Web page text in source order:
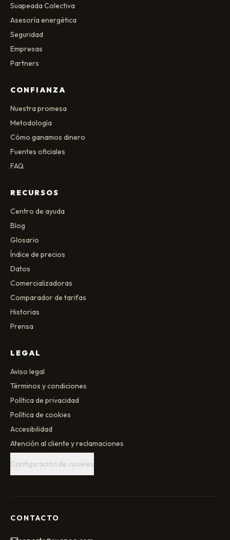
Suapeada Colectiva
Asesoría energética
Seguridad
Empresas
Partners
CONFIANZA
Nuestra promesa
Metodología
Cómo ganamos dinero
Fuentes oficiales
FAQ
RECURSOS
Centro de ayuda
Blog
Glosario
Índice de precios
Datos
Comercializadoras
Comparador de tarifas
Historias
Prensa
LEGAL
Aviso legal
Términos y condiciones
Política de privacidad
Política de cookies
Accesibilidad
Atención al cliente y reclamaciones
Configuración de cookies
CONTACTO